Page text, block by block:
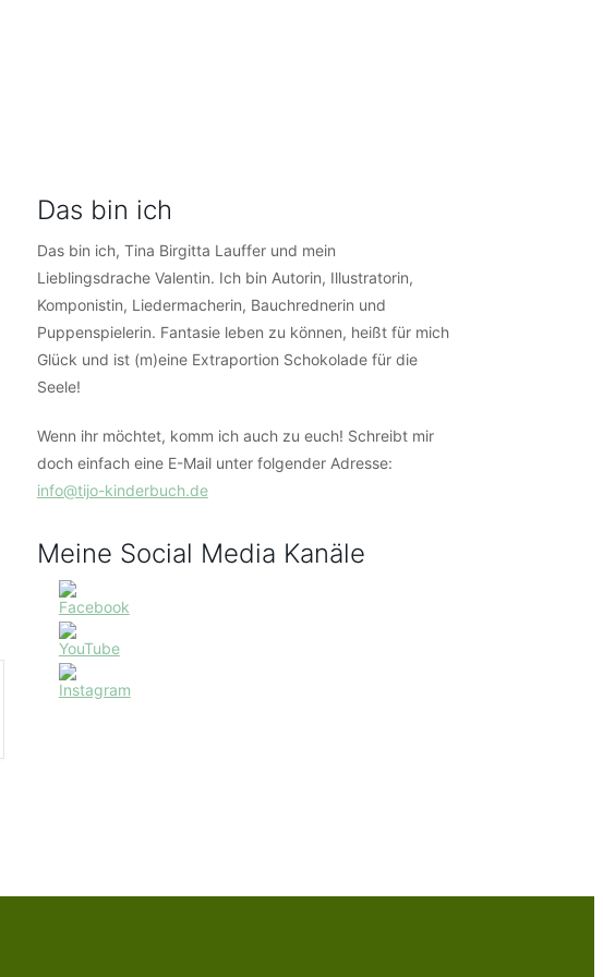
Das bin ich
Das bin ich, Tina Birgitta Lauffer und mein
Lieblingsdrache Valentin. Ich bin Autorin, Illustratorin,
Komponistin, Liedermacherin, Bauchrednerin und
Puppenspielerin. Fantasie leben zu können, heißt für mich
Glück und ist (m)eine Extraportion Schokolade für die
Seele!
Wenn ihr möchtet, komm ich auch zu euch! Schreibt mir
doch einfach eine E-Mail unter folgender Adresse:
info@tijo-kinderbuch.de
Meine Social Media Kanäle